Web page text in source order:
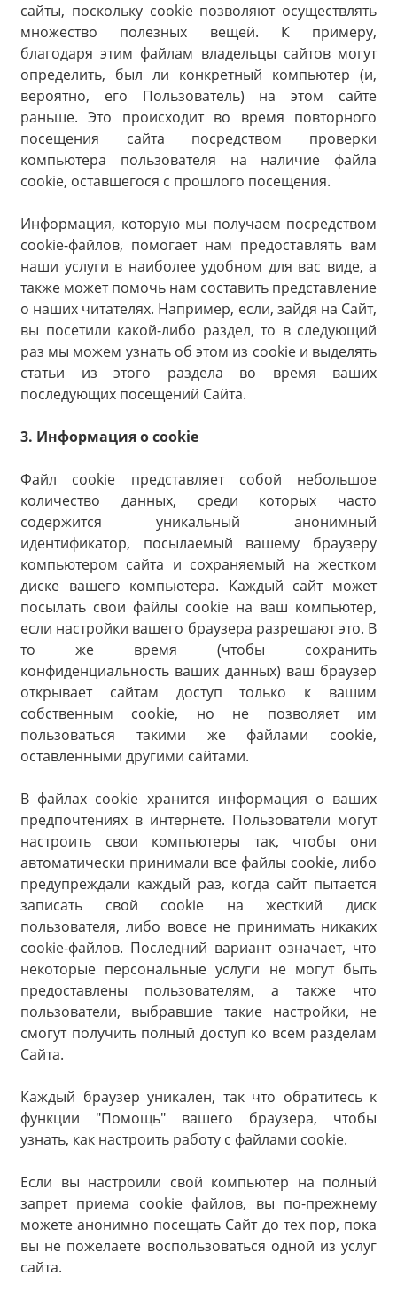
сайты, поскольку cookie позволяют осуществлять
множество полезных вещей. К примеру,
благодаря этим файлам владельцы сайтов могут
определить, был ли конкретный компьютер (и,
вероятно, его Пользователь) на этом сайте
раньше. Это происходит во время повторного
посещения сайта посредством проверки
компьютера пользователя на наличие файла
cookie, оставшегося с прошлого посещения.
Информация, которую мы получаем посредством
cookie-файлов, помогает нам предоставлять вам
наши услуги в наиболее удобном для вас виде, а
также может помочь нам составить представление
о наших читателях. Например, если, зайдя на Сайт,
вы посетили какой-либо раздел, то в следующий
раз мы можем узнать об этом из cookie и выделять
статьи из этого раздела во время ваших
последующих посещений Сайта.
3. Информация о cookie
Файл cookie представляет собой небольшое
количество данных, среди которых часто
содержится уникальный анонимный
идентификатор, посылаемый вашему браузеру
компьютером сайта и сохраняемый на жестком
диске вашего компьютера. Каждый сайт может
посылать свои файлы cookie на ваш компьютер,
если настройки вашего браузера разрешают это. В
то же время (чтобы сохранить
конфиденциальность ваших данных) ваш браузер
открывает сайтам доступ только к вашим
собственным cookie, но не позволяет им
пользоваться такими же файлами cookie,
оставленными другими сайтами.
В файлах cookie хранится информация о ваших
предпочтениях в интернете. Пользователи могут
настроить свои компьютеры так, чтобы они
автоматически принимали все файлы cookie, либо
предупреждали каждый раз, когда сайт пытается
записать свой cookie на жесткий диск
пользователя, либо вовсе не принимать никаких
cookie-файлов. Последний вариант означает, что
некоторые персональные услуги не могут быть
предоставлены пользователям, а также что
пользователи, выбравшие такие настройки, не
смогут получить полный доступ ко всем разделам
Сайта.
Каждый браузер уникален, так что обратитесь к
функции "Помощь" вашего браузера, чтобы
узнать, как настроить работу с файлами cookie.
Если вы настроили свой компьютер на полный
запрет приема cookie файлов, вы по-прежнему
можете анонимно посещать Сайт до тех пор, пока
вы не пожелаете воспользоваться одной из услуг
сайта.